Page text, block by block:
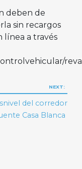
deben de
sin recargos
línea a través
NEXT:
del corredor
Casa Blanca